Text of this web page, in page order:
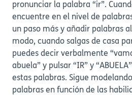
pronunciar la palabra “ir”.
encuentre en el nivel de
un paso más y añadir palabras
modo, cuando salgas de casa
puedes decir verbalmente
abuela” y pulsar “IR” y
estas palabras. Sigue
palabras en función de las